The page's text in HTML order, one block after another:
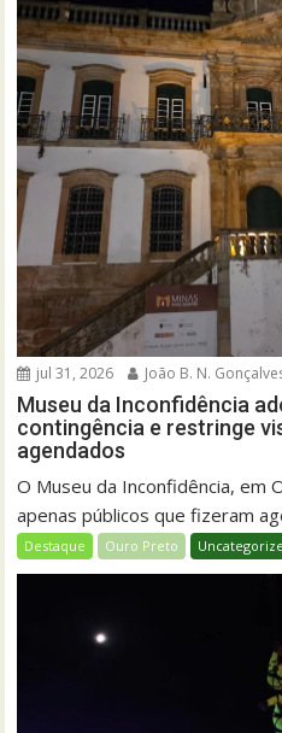
jul 31, 2026 João B. N.
Museu da Inconfidência
contingência e restringe
agendados
O Museu da Inconfidência, em
apenas públicos que fizeram
Destaque Ouro Preto